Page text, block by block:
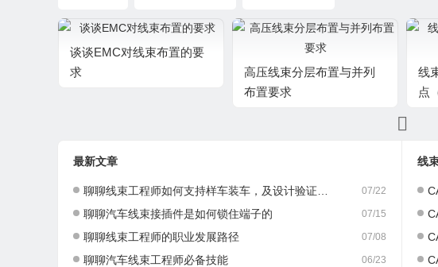
谈谈EMC对线束布置的要
求
高压线束分层布置与并列
布置要求
线
点
最新文章
07/22
聊聊线束工程师如何支持样车装车，及设计验证与优化
07/15
聊聊汽车线束接插件是如何锁住端子的
07/08
聊聊线束工程师的职业发展路径
06/23
聊聊汽车线束工程师必备技能
线